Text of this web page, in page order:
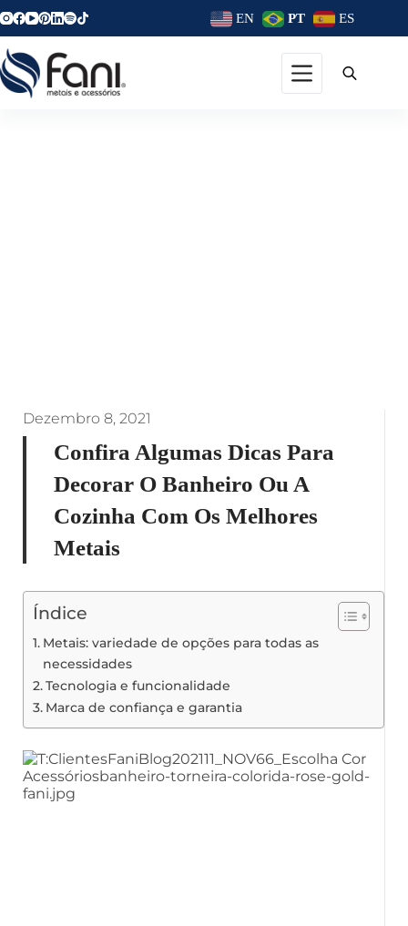
EN PT ES
Dezembro 8, 2021
Confira Algumas Dicas Para
Decorar O Banheiro Ou A
Cozinha Com Os Melhores
Metais
Índice
Metais: variedade de opções para todas as
necessidades
Tecnologia e funcionalidade
Marca de confiança e garantia